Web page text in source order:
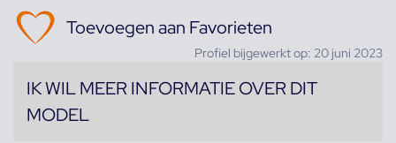
Toevoegen aan Favorieten
Profiel bijgewerkt op: 20 juni 2023
IK WIL MEER INFORMATIE OVER DIT
MODEL